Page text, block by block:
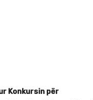
Konkursin për